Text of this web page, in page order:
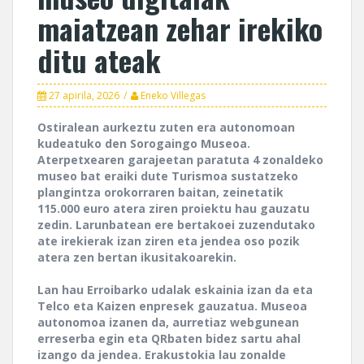
maiatzean zehar irekiko
ditu ateak
27 apirila, 2026 Eneko Villegas
Ostiralean aurkeztu zuten era autonomoan
kudeatuko den Sorogaingo Museoa.
Aterpetxearen garajeetan paratuta 4 zonaldeko
museo bat eraiki dute Turismoa sustatzeko
plangintza orokorraren baitan, zeinetatik
115.000 euro atera ziren proiektu hau gauzatu
zedin. Larunbatean ere bertakoei zuzendutako
ate irekierak izan ziren eta jendea oso pozik
atera zen bertan ikusitakoarekin.
Lan hau Erroibarko udalak eskainia izan da eta
Telco eta Kaizen enpresek gauzatua. Museoa
autonomoa izanen da, aurretiaz webgunean
erreserba egin eta QRbaten bidez sartu ahal
izango da jendea. Erakustokia lau zonalde